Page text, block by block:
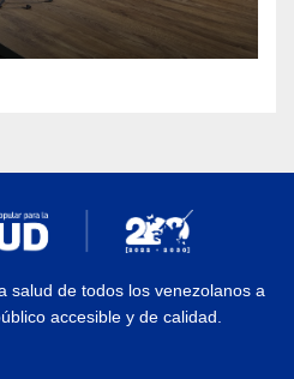
salud de todos los venezolanos a
accesible y de calidad.